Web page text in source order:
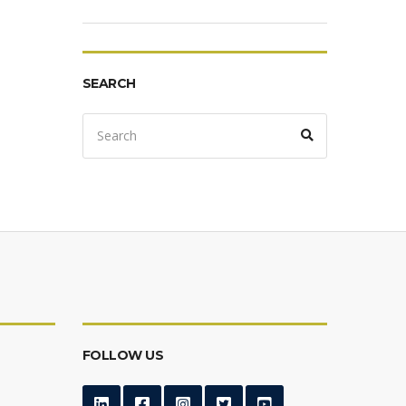
SEARCH
Search
for:
FOLLOW US